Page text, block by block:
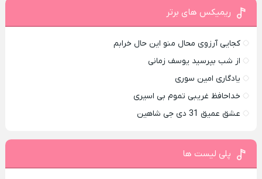
ریمیکس های برتر
کجایی آرزوی محال منو این حال خرابم
از شب بپرسید یوسف زمانی
یادگاری امین سوری
خداحافظ غریبی تموم بی اسیری
عشق عمیق 31 دی جی شاهین
پلی لیست ها